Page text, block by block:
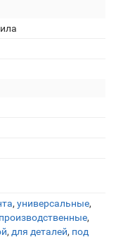
, универсальные,
производственные,
, для деталей, под